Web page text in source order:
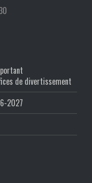
de divertissement
2027